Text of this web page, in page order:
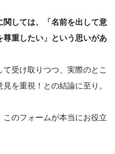
関しては、「名前を出して意
重したい」という思いがあ
受け取りつつ、実際のとこ
を重視！との結論に至り。
のフォームが本当にお役立